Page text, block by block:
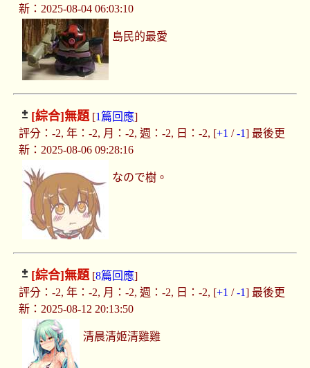
新：2025-08-04 06:03:10
島民的最愛
[綜合]無題[1篇回應]
評分：-2, 年：-2, 月：-2, 週：-2, 日：-2, [+1 /-1] 最後更
新：2025-08-06 09:28:16
なので樹。
[綜合]無題[8篇回應]
評分：-2, 年：-2, 月：-2, 週：-2, 日：-2, [+1 /-1] 最後更
新：2025-08-12 20:13:50
清晨清姬清雞雞